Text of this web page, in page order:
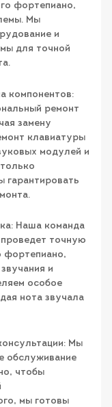
фортепиано,
Мы
и
для точной
компонентов:
ремонт
замену
клавиатуры
модулей и
гарантировать
Наша команда
точную
фортепиано,
и
особое
нота звучала
Мы
обслуживание
чтобы
мы готовы